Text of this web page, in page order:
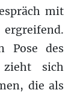
mit
Pose des
zieht sich
die als